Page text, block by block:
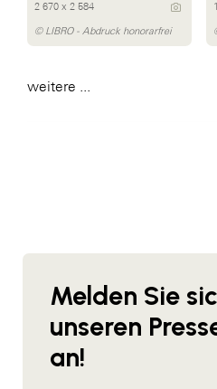
2 670 x 2 584
© LIBRO - Abdruck honorarfrei
weitere ...
Melden Sie
unseren
an!